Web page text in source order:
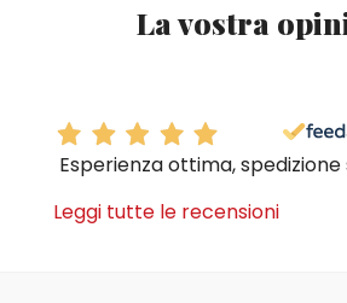
La vostra
Esperienza ottima,
Leggi tutte le recensioni